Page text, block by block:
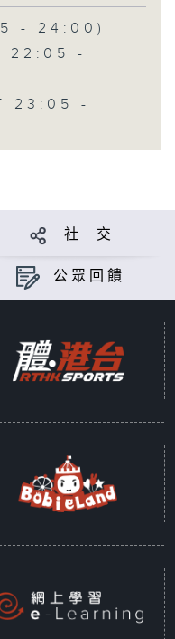
- 24:00)
22:05 -
23:05 -
社 交
公眾回饋